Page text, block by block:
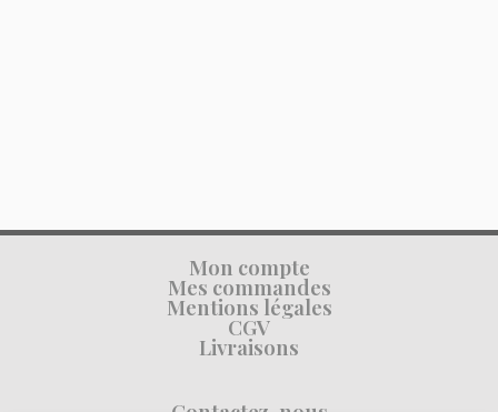
Mon compte
Mes commandes
Mentions légales
CGV
Livraisons